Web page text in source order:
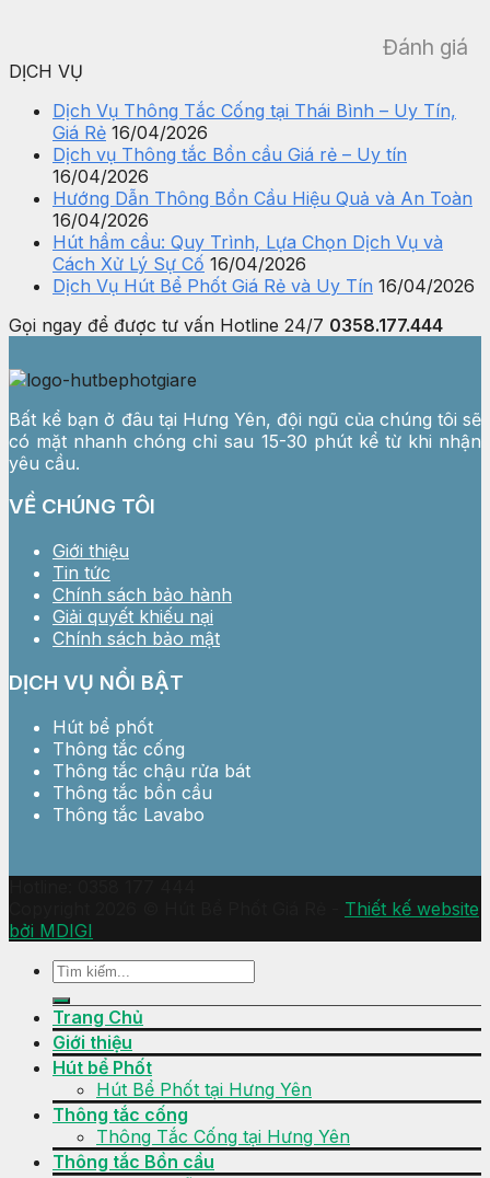
Đánh giá
DỊCH VỤ
Dịch Vụ Thông Tắc Cống tại Thái Bình – Uy Tín,
Giá Rẻ 16/04/2026
Dịch vụ Thông tắc Bồn cầu Giá rẻ – Uy tín
16/04/2026
Hướng Dẫn Thông Bồn Cầu Hiệu Quả và An Toàn
16/04/2026
Hút hầm cầu: Quy Trình, Lựa Chọn Dịch Vụ và
Cách Xử Lý Sự Cố 16/04/2026
Dịch Vụ Hút Bể Phốt Giá Rẻ và Uy Tín 16/04/2026
Gọi ngay để được tư vấn Hotline 24/7 0358.177.444
Bất kể bạn ở đâu tại Hưng Yên, đội ngũ của chúng tôi sẽ
có mặt nhanh chóng chỉ sau 15-30 phút kể từ khi nhận
yêu cầu.
VỀ CHÚNG TÔI
Giới thiệu
Tin tức
Chính sách bảo hành
Giải quyết khiếu nại
Chính sách bảo mật
DỊCH VỤ NỔI BẬT
Hút bể phốt
Thông tắc cống
Thông tắc chậu rửa bát
Thông tắc bồn cầu
Thông tắc Lavabo
Thiết kế website
bởi MDIGI
Trang Chủ
Giới thiệu
Hút bể Phốt
Hút Bể Phốt tại Hưng Yên
Thông tắc cống
Thông Tắc Cống tại Hưng Yên
Thông tắc Bồn cầu